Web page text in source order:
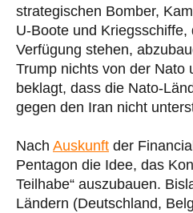
strategischen Bomber,
U-Boote und Kriegsschiffe,
Verfügung stehen,
Trump nichts von der Nato
beklagt, dass die Nato-
gegen den Iran nicht
Nach Auskunft der
Pentagon die Idee, das
Teilhabe“ auszubauen.
Ländern (Deutschland,